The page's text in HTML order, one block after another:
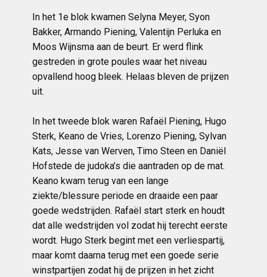
In het 1e blok kwamen Selyna Meyer, Syon
Bakker, Armando Piening, Valentijn Perluka en
Moos Wijnsma aan de beurt. Er werd flink
gestreden in grote poules waar het niveau
opvallend hoog bleek. Helaas bleven de prijzen
uit.
In het tweede blok waren Rafaël Piening, Hugo
Sterk, Keano de Vries, Lorenzo Piening, Sylvan
Kats, Jesse van Werven, Timo Steen en Daniël
Hofstede de judoka’s die aantraden op de mat.
Keano kwam terug van een lange
ziekte/blessure periode en draaide een paar
goede wedstrijden. Rafaël start sterk en houdt
dat alle wedstrijden vol zodat hij terecht eerste
wordt. Hugo Sterk begint met een verliespartij,
maar komt daarna terug met een goede serie
winstpartijen zodat hij de prijzen in het zicht